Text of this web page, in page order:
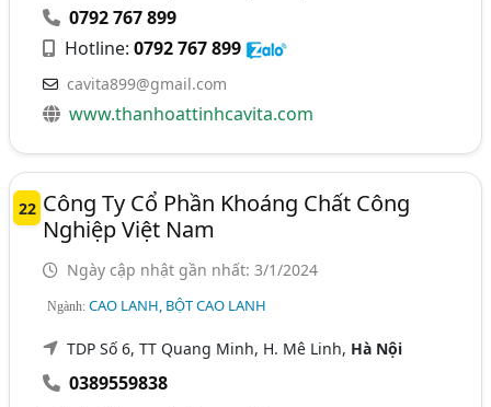
0792 767 899
Hotline:0792 767 899
cavita899@gmail.com
www.thanhoattinhcavita.com
22 Công Ty Cổ Phần Khoáng Chất Công
Nghiệp Việt Nam
Ngày cập nhật gần nhất: 3/1/2024
Ngành:CAO LANH, BỘT CAO LANH
TDP Số 6, TT Quang Minh, H. Mê Linh, Hà Nội
0389559838